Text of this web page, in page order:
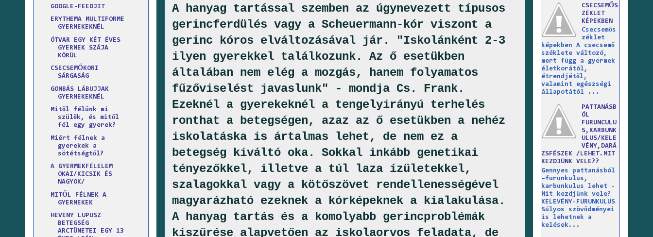
A hanyag tartással szemben az úgynevezett típusos
gerincferdülés vagy a Scheuermann-kór viszont a
gerinc kóros elváltozásával jár. "Iskolánként 2-3
ilyen gyerekkel találkozunk. Az ő esetükben
általában nem elég a mozgás, hanem folyamatos
fűzőviselést javaslunk" - mondja Cs. Frank.
Ezeknél a gyerekeknél a tengelyirányú terhelés
ronthat a betegségen, azaz az ő esetükben a nehéz
iskolatáska is ártalmas lehet, de nem ez a
betegség kiváltó oka. Sokkal inkább genetikai
tényezőkkel, illetve a túl laza ízületekkel,
szalagokkal vagy a kötőszövet rendellenességével
magyarázható ezeknek a kórképeknek a kialakulása.
A hanyag tartás és a komolyabb gerincproblémák
kiszűrése alapvetően az iskolaorvos feladata, de
GOOGLE-FEEDJIT
ERYTHEMA MULTIFORME
GYERMEKEKNÉL
ÓTVAR EGY KÉT ÉVES
GYERMEK SZÁJA
KÖRÜL
CSECSEMŐKORI
SÁRGASÁG
GOMBÁS LÁBUJJAK
GYERMEKEKNÉL
Mitől félünk mi
szülők, és mitől
fél egy gyerek?
Miért félnek a
gyerekek a
sötétségtől?
A GYERMEKFÉLELEM
OKAI/KICSIK ÉS
NAGYOK/
MITŐL FÉLNEK A
GYERMEKEK
HEVENY LUPUSZ
BETEGSÉG
ARCTÜNETEI EGY 13
CSECSEMŐS
ZÉKLET
KÉPEKBEN
Csecsemős
zéklet
képekben A csecsemő
széklete változó,
mert függ a gyermek
életkorától,
étrendjétől,
valamint egészségi
állapotától ...
PATTANÁSB
ÓL
FURUNCULU
S,KARBUNK
ULUS/KELE
VÉNY,DARÁ
ZSFÉSZEK /LEHET.MIT
KEZDJÜNK VELE??
Gennyes pattanásból
–furunkulus,
karbunkulus lehet -
Mit kezdjünk vele?
KELEVÉNY-FURUNKULUS
Súlyos szövődményei
is lehetnek a
kelések...